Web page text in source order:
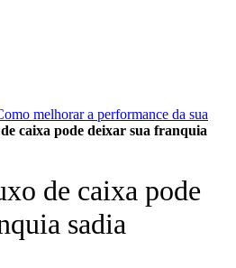
melhorar a performance da sua
caixa pode deixar sua franquia
de caixa pode
sadia